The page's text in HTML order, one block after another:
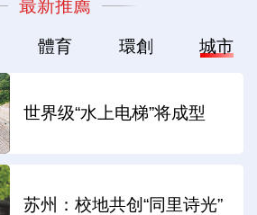
最新推薦
體育 環創 城市
世界级“水上电梯”将成型
苏州：校地共创“同里诗光”